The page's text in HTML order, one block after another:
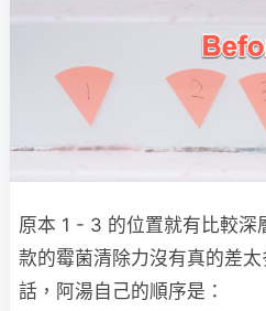
原本 1 - 3 的位置就有比較深
款的霉菌清除力沒有真的差
話，阿湯自己的順序是：